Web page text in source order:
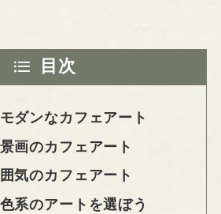
目次
ダンなカフェアート
画のカフェアート
気のカフェアート
系のアートを選ぼう